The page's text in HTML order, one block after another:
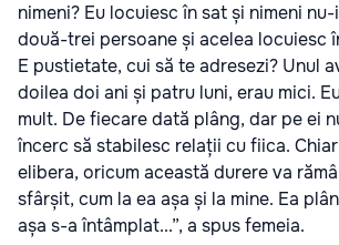
nimeni? Eu locuiesc în sat și nimeni
două-trei persoane și acelea locuiesc
E pustietate, cui să te adresezi? Unul
doilea doi ani și patru luni, erau mici.
mult. De fiecare dată plâng, dar pe ei
încerc să stabilesc relații cu fiica.
elibera, oricum această durere va
sfârșit, cum la ea așa și la mine. Ea
așa s-a întâmplat...”, a spus femeia.